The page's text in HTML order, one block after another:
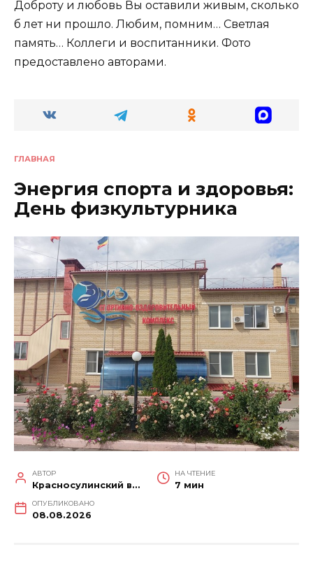
Доброту и любовь Вы оставили живым, сколько
б лет ни прошло. Любим, помним… Светлая
память… Коллеги и воспитанники. Фото
предоставлено авторами.
ГЛАВНАЯ
Энергия спорта и здоровья:
День физкультурника
АВТОР
Красносулинский вестник
НА ЧТЕНИЕ
7 мин
ОПУБЛИКОВАНО
08.08.2026